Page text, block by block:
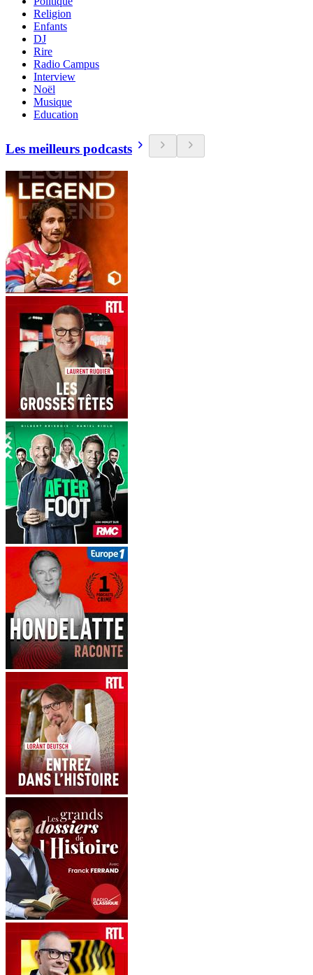
Religion
Enfants
DJ
Rire
Radio Campus
Interview
Noël
Musique
Education
Les meilleurs podcasts